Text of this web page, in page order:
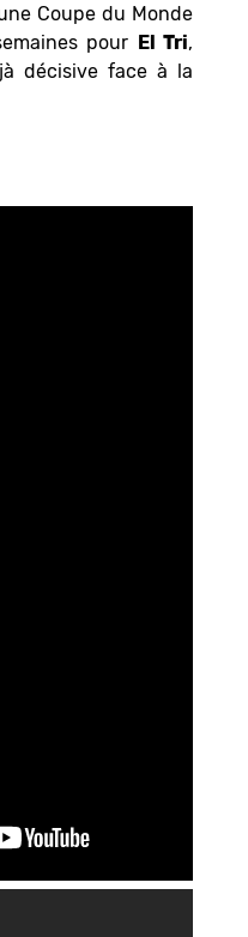
Coupe du Monde
pour El Tri,
décisive face à la